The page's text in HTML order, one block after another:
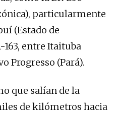
particularmente
(Estado de
163, entre Itaituba
Progresso (Pará).
que salían de la
de kilómetros hacia